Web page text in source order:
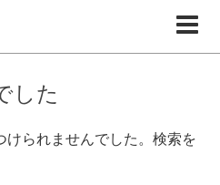
した
けられませんでした。検索を